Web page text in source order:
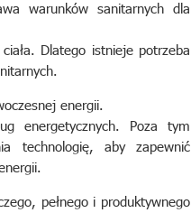
warunków sanitarnych dla
Dlatego istnieje potrzeba
energii.
energetycznych. Poza tym
technologię, aby zapewnić
pełnego i produktywnego